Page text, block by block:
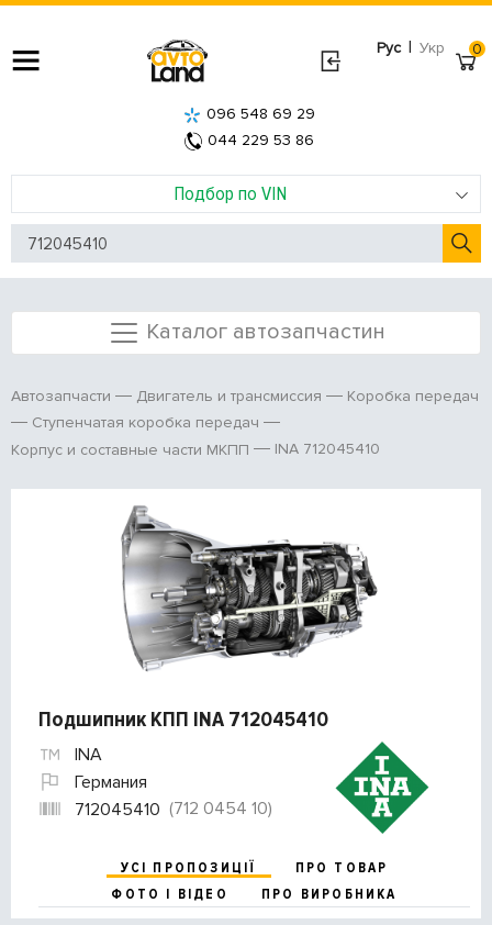
Рус | Укр
Подбор по VIN
096 548 69 29
044 229 53 86
0
Каталог автозапчастин
Автозапчасти Двигатель и трансмиссия
Коробка передач
Ступенчатая коробка передач
Корпус и составные части МКПП
INA 712045410
Подшипник КПП INA 712045410
INA
Германия
712045410 (712 0454 10)
УСІ ПРОПОЗИЦІЇ
ПРО ТОВАР
ФОТО І ВІДЕО
ПРО ВИРОБНИКА